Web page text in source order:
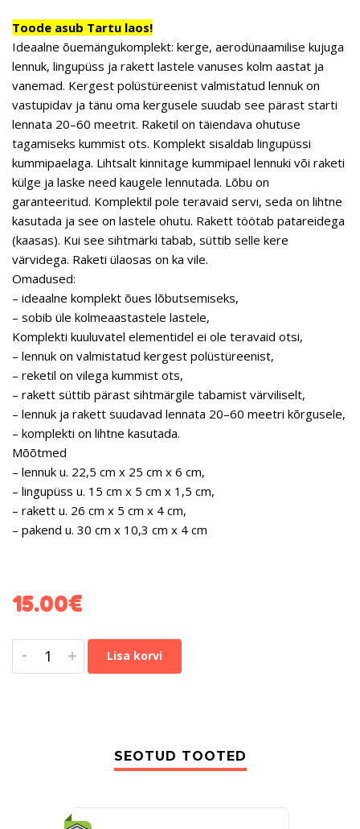
Toode asub Tartu laos!
Ideaalne õuemängukomplekt: kerge, aerodünaamilise kujuga
lennuk, lingupüss ja rakett lastele vanuses kolm aastat ja
vanemad. Kergest polüstüreenist valmistatud lennuk on
vastupidav ja tänu oma kergusele suudab see pärast starti
lennata 20–60 meetrit. Raketil on täiendava ohutuse
tagamiseks kummist ots. Komplekt sisaldab lingupüssi
kummipaelaga. Lihtsalt kinnitage kummipael lennuki või raketi
külge ja laske need kaugele lennutada. Lõbu on
garanteeritud. Komplektil pole teravaid servi, seda on lihtne
kasutada ja see on lastele ohutu. Rakett töötab patareidega
(kaasas). Kui see sihtmärki tabab, süttib selle kere
värvidega. Raketi ülaosas on ka vile.
Omadused:
– ideaalne komplekt õues lõbutsemiseks,
– sobib üle kolmeaastastele lastele,
Komplekti kuuluvatel elementidel ei ole teravaid otsi,
– lennuk on valmistatud kergest polüstüreenist,
– reketil on vilega kummist ots,
– rakett süttib pärast sihtmärgile tabamist värviliselt,
– lennuk ja rakett suudavad lennata 20–60 meetri kõrgusele,
– komplekti on lihtne kasutada.
Mõõtmed
– lennuk u. 22,5 cm x 25 cm x 6 cm,
– lingupüss u. 15 cm x 5 cm x 1,5 cm,
– rakett u. 26 cm x 5 cm x 4 cm,
– pakend u. 30 cm x 10,3 cm x 4 cm
15.00€
- + Lisa korvi
SEOTUD TOOTED